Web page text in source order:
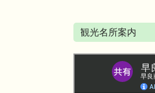
観光名所案内